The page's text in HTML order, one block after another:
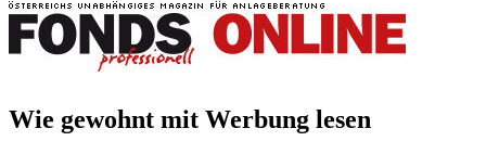
Wie gewohnt mit Werbung lesen